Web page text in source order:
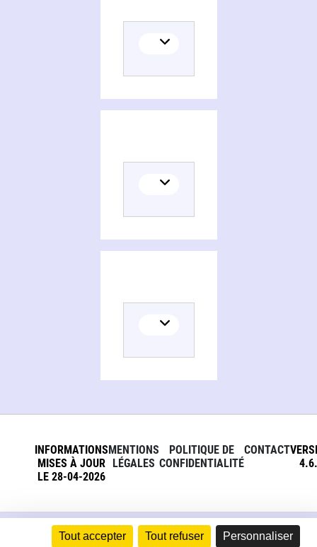
Tout accepter Tout refuser Personnaliser
INFORMATIONS
MISES À JOUR
LE 28-04-2026
MENTIONS
LÉGALES
POLITIQUE DE
CONFIDENTIALITÉ
CONTACT